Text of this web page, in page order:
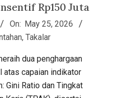
Rp150 Juta
On: May 25, 2026
, Takalar
dua penghargaan
atas capaian indikator
Gini Ratio dan Tingkat